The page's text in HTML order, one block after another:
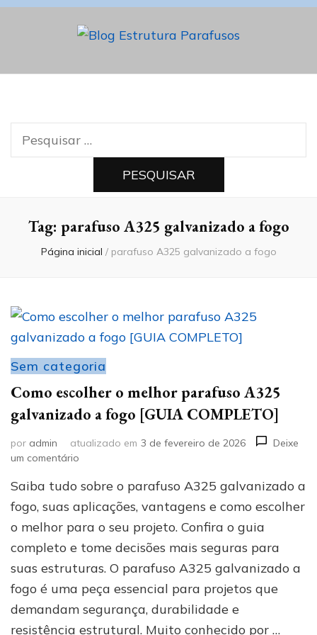
Blog Estrutura
Parafusos
Pesquisar
por:
Tag: parafuso A325 galvanizado a fogo
Página inicial / parafuso A325 galvanizado a fogo
Sem categoria
Como escolher o melhor parafuso A325
galvanizado a fogo [GUIA COMPLETO]
por admin atualizado em 3 de fevereiro de 2026
Deixe
um comentário
escolher
o
melhor
parafuso
A325
galvanizado
a
fogo
[GUIA
COMPLETO]
Saiba tudo sobre o parafuso A325 galvanizado a
fogo, suas aplicações, vantagens e como escolher
o melhor para o seu projeto. Confira o guia
completo e tome decisões mais seguras para
suas estruturas. O parafuso A325 galvanizado a
fogo é uma peça essencial para projetos que
demandam segurança, durabilidade e
resistência estrutural. Muito conhecido por …